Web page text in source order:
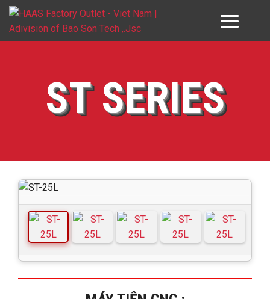
SẢN PHẨM
DỊCH VỤ
LIÊN HỆ
ST SERIES